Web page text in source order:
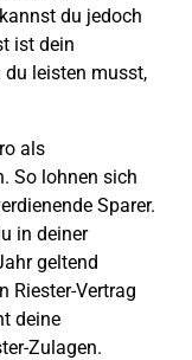
du jedoch
ist dein
du leisten musst,
als
So lohnen sich
Sparer.
in deiner
geltend
Riester-Vertrag
deine
Zulagen.